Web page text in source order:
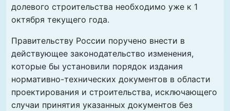
долевого строительства необходимо уже к 1
октября текущего года.
Правительству России поручено внести в
действующее законодательство изменения,
которые бы установили порядок издания
нормативно-технических документов в области
проектирования и строительства, исключающего
случаи принятия указанных документов без